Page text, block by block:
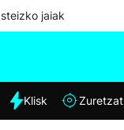
jaiak
Klisk Zuretzat